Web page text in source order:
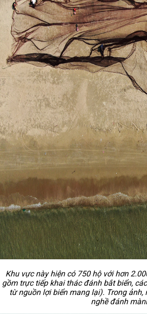
Khu vực này hiện có 750 hộ với hơn
gồm trực tiếp khai thác đánh bắt biển,
từ nguồn lợi biển mang lại). Trong ảnh,
nghề đánh